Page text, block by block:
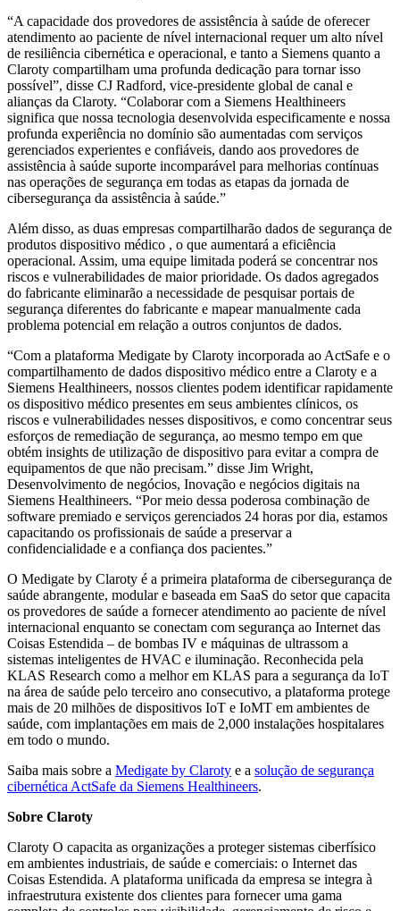
“A capacidade dos provedores de assistência à saúde de oferecer
atendimento ao paciente de nível internacional requer um alto nível
de resiliência cibernética e operacional, e tanto a Siemens quanto a
Claroty compartilham uma profunda dedicação para tornar isso
possível”, disse CJ Radford, vice-presidente global de canal e
alianças da Claroty. “Colaborar com a Siemens Healthineers
significa que nossa tecnologia desenvolvida especificamente e nossa
profunda experiência no domínio são aumentadas com serviços
gerenciados experientes e confiáveis, dando aos provedores de
assistência à saúde suporte incomparável para melhorias contínuas
nas operações de segurança em todas as etapas da jornada de
cibersegurança da assistência à saúde.”
Além disso, as duas empresas compartilharão dados de segurança de
produtos dispositivo médico , o que aumentará a eficiência
operacional. Assim, uma equipe limitada poderá se concentrar nos
riscos e vulnerabilidades de maior prioridade. Os dados agregados
do fabricante eliminarão a necessidade de pesquisar portais de
segurança diferentes do fabricante e mapear manualmente cada
problema potencial em relação a outros conjuntos de dados.
“Com a plataforma Medigate by Claroty incorporada ao ActSafe e o
compartilhamento de dados dispositivo médico entre a Claroty e a
Siemens Healthineers, nossos clientes podem identificar rapidamente
os dispositivo médico presentes em seus ambientes clínicos, os
riscos e vulnerabilidades nesses dispositivos, e como concentrar seus
esforços de remediação de segurança, ao mesmo tempo em que
obtém insights de utilização de dispositivo para evitar a compra de
equipamentos de que não precisam.” disse Jim Wright,
Desenvolvimento de negócios, Inovação e negócios digitais na
Siemens Healthineers. “Por meio dessa poderosa combinação de
software premiado e serviços gerenciados 24 horas por dia, estamos
capacitando os profissionais de saúde a preservar a
confidencialidade e a confiança dos pacientes.”
O Medigate by Claroty é a primeira plataforma de cibersegurança de
saúde abrangente, modular e baseada em SaaS do setor que capacita
os provedores de saúde a fornecer atendimento ao paciente de nível
internacional enquanto se conectam com segurança ao Internet das
Coisas Estendida – de bombas IV e máquinas de ultrassom a
sistemas inteligentes de HVAC e iluminação. Reconhecida pela
KLAS Research como a melhor em KLAS para a segurança da IoT
na área de saúde pelo terceiro ano consecutivo, a plataforma protege
mais de 20 milhões de dispositivos IoT e IoMT em ambientes de
saúde, com implantações em mais de 2,000 instalações hospitalares
em todo o mundo.
Saiba mais sobre a Medigate by Claroty e a solução de segurança
cibernética ActSafe da Siemens Healthineers.
Sobre Claroty
Claroty O capacita as organizações a proteger sistemas ciberfísico
em ambientes industriais, de saúde e comerciais: o Internet das
Coisas Estendida. A plataforma unificada da empresa se integra à
infraestrutura existente dos clientes para fornecer uma gama